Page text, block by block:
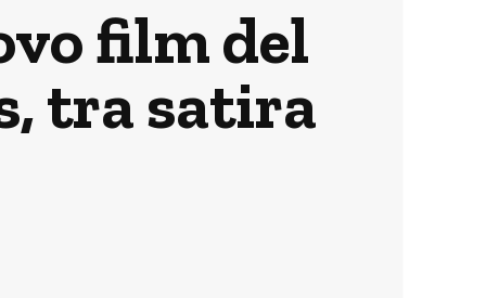
film del
tra satira